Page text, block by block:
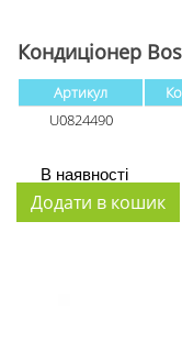
Кондиціонер
Артикул
U0824490
В наявності